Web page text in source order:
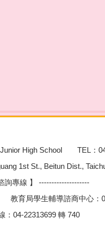
Junior High School TEL：
1st St., Beitun Dist.,
詢專線 】 --------------------
育局學生輔導諮商中心：
：04-22313699 轉 740